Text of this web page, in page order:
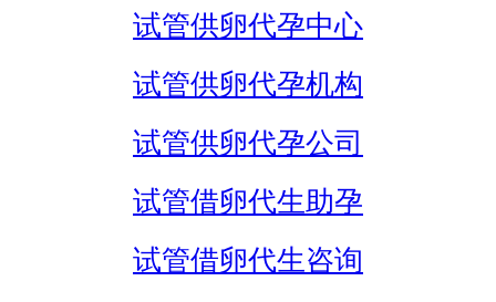
试管供卵代孕中心
试管供卵代孕机构
试管供卵代孕公司
试管借卵代生助孕
试管借卵代生咨询